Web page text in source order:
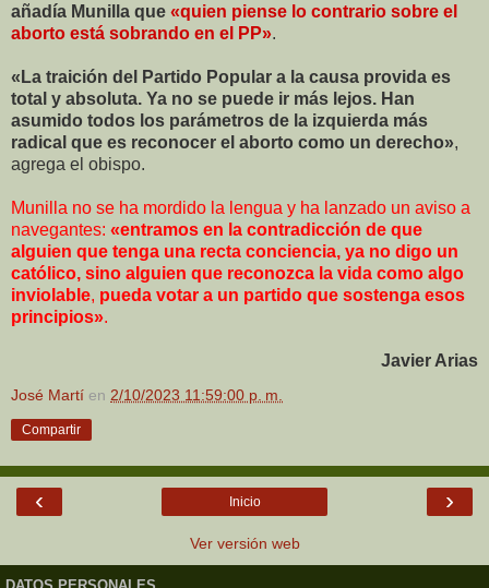
añadía Munilla que «quien piense lo contrario sobre el
aborto está sobrando en el PP».
«La traición del Partido Popular a la causa provida es
total y absoluta. Ya no se puede ir más lejos. Han
asumido todos los parámetros de la izquierda más
radical que es reconocer el aborto como un derecho»,
agrega el obispo.
Munilla no se ha mordido la lengua y ha lanzado un aviso a
navegantes: «entramos en la contradicción de que
alguien que tenga una recta conciencia, ya no digo un
católico, sino alguien que reconozca la vida como algo
inviolable, pueda votar a un partido que sostenga esos
principios».
Javier Arias
José Martí en 2/10/2023 11:59:00 p. m.
Compartir
‹ ›
Inicio
Ver versión web